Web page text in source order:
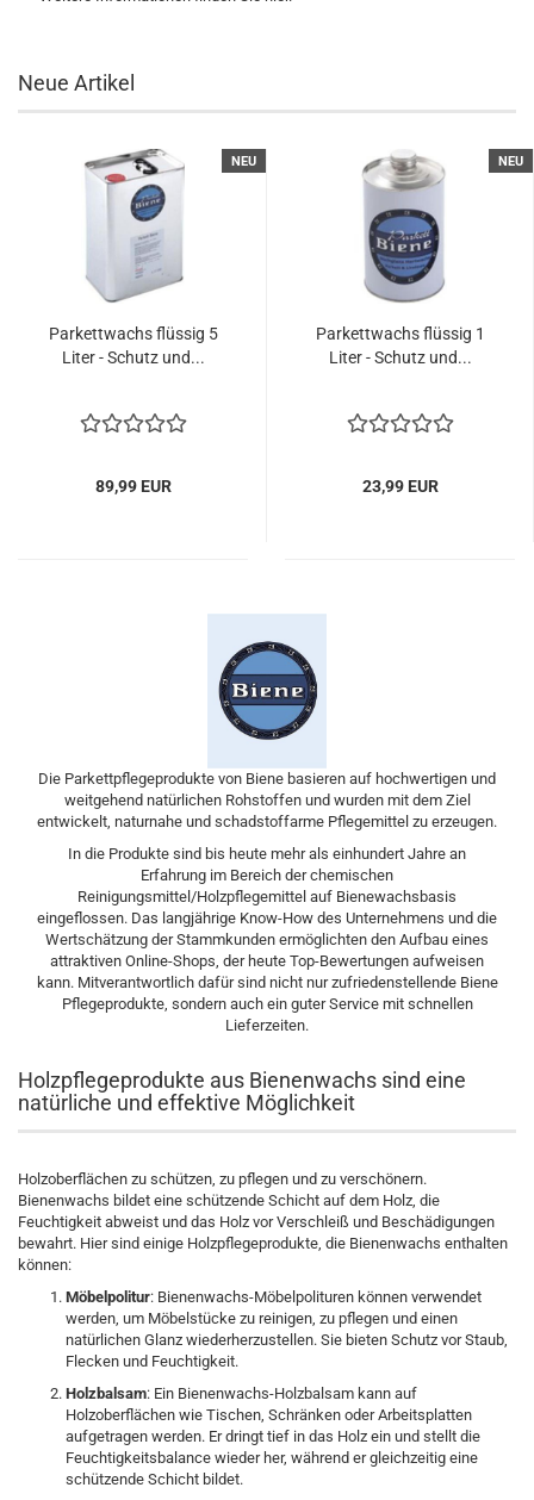
Neue Artikel
NEU
Parkettwachs flüssig 5
Liter - Schutz und...
89,99 EUR
NEU
Parkettwachs flüssig 1
Liter - Schutz und...
23,99 EUR
Die Parkettpflegeprodukte von Biene basieren auf hochwertigen und
weitgehend natürlichen Rohstoffen und wurden mit dem Ziel
entwickelt, naturnahe und schadstoffarme Pflegemittel zu erzeugen.
In die Produkte sind bis heute mehr als einhundert Jahre an
Erfahrung im Bereich der chemischen
Reinigungsmittel/Holzpflegemittel auf Bienewachsbasis
eingeflossen. Das langjährige Know-How des Unternehmens und die
Wertschätzung der Stammkunden ermöglichten den Aufbau eines
attraktiven Online-Shops, der heute Top-Bewertungen aufweisen
kann. Mitverantwortlich dafür sind nicht nur zufriedenstellende Biene
Pflegeprodukte, sondern auch ein guter Service mit schnellen
Lieferzeiten.
Holzpflegeprodukte aus Bienenwachs sind eine
natürliche und effektive Möglichkeit
Holzoberflächen zu schützen, zu pflegen und zu verschönern.
Bienenwachs bildet eine schützende Schicht auf dem Holz, die
Feuchtigkeit abweist und das Holz vor Verschleiß und Beschädigungen
bewahrt. Hier sind einige Holzpflegeprodukte, die Bienenwachs enthalten
können:
Möbelpolitur: Bienenwachs-Möbelpolituren können verwendet
werden, um Möbelstücke zu reinigen, zu pflegen und einen
natürlichen Glanz wiederherzustellen. Sie bieten Schutz vor Staub,
Flecken und Feuchtigkeit.
Holzbalsam: Ein Bienenwachs-Holzbalsam kann auf
Holzoberflächen wie Tischen, Schränken oder Arbeitsplatten
aufgetragen werden. Er dringt tief in das Holz ein und stellt die
Feuchtigkeitsbalance wieder her, während er gleichzeitig eine
schützende Schicht bildet.